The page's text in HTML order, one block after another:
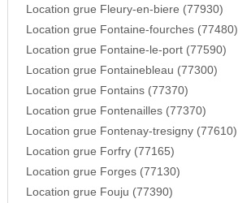
Location grue Fleury-en-biere (77930)
Location grue Fontaine-fourches (77480)
Location grue Fontaine-le-port (77590)
Location grue Fontainebleau (77300)
Location grue Fontains (77370)
Location grue Fontenailles (77370)
Location grue Fontenay-tresigny (77610)
Location grue Forfry (77165)
Location grue Forges (77130)
Location grue Fouju (77390)